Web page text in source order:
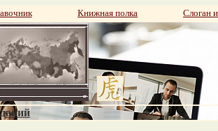
Книжная полка Слоган